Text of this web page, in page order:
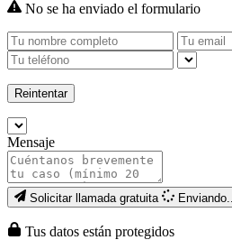
No se ha enviado el formulario
Reintentar
Mensaje
Solicitar llamada gratuita Enviando...
Tus datos están protegidos